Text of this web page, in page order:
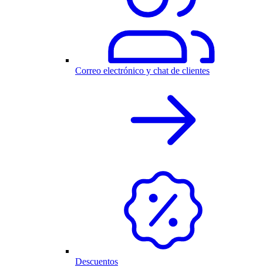
Correo electrónico y chat de clientes
Descuentos